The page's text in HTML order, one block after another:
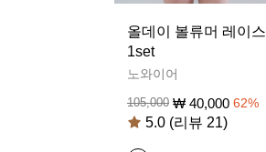
올데이 볼류머 레이스
1set
노와이어
105,000 ₩ 40,000 62%
5.0 (리뷰 21)